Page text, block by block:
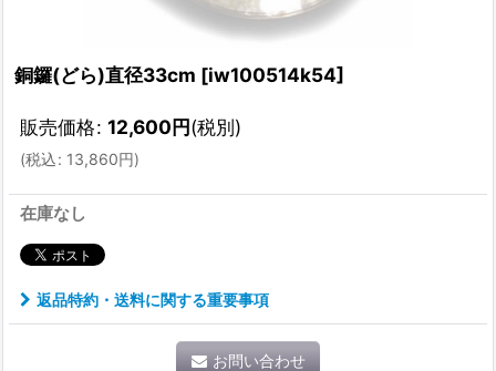
銅鑼(どら)直径33cm [iw100514k54]
販売価格: 12,600円(税別)
(税込: 13,860円)
在庫なし
返品特約・送料に関する重要事項
お問い合わせ